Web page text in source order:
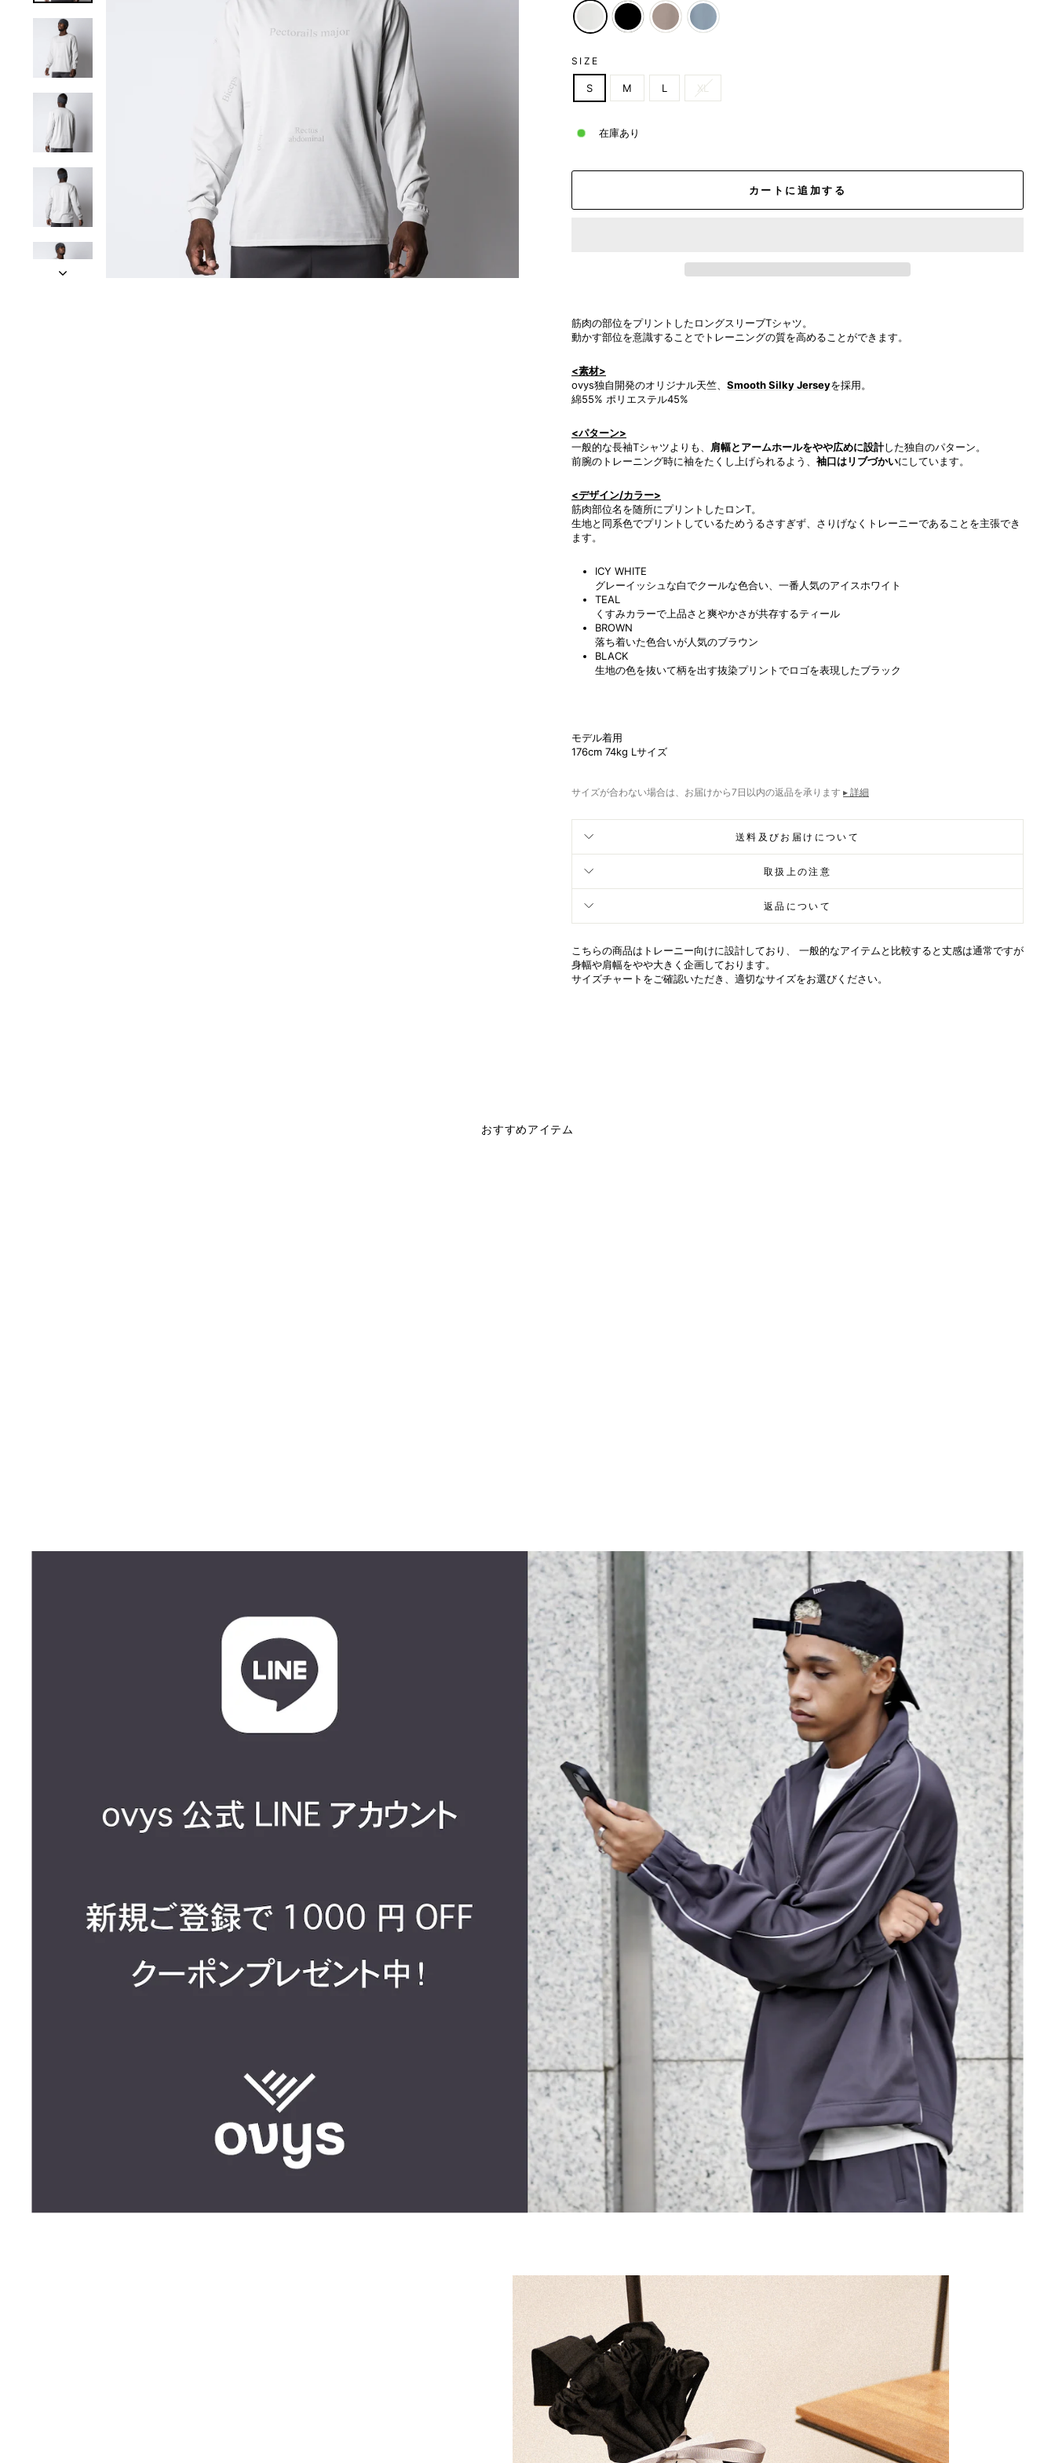
SIZE
S M L XL
在庫あり
カートに追加する
筋肉の部位をプリントしたロングスリーブTシャツ。
動かす部位を意識することでトレーニングの質を高めることができます。
<素材>
ovys独自開発のオリジナル天竺、 Smooth Silky Jerseyを採用。
綿55% ポリエステル45%
<パターン>
一般的な長袖Tシャツよりも、
肩幅とアームホールをやや広めに設計した独自のパターン。
前腕のトレーニング時に袖をたくし上げられるよう、 袖口はリブづかいにしています。
<デザイン/カラー>
筋肉部位名を随所にプリントしたロンT。
生地と同系色でプリントしているためうるさすぎず、さりげなくトレーニーであることを主張でき
ます。
ICY WHITE
グレーイッシュな白でクールな色合い、一番人気のアイスホワイト
TEAL
くすみカラーで上品さと爽やかさが共存するティール
BROWN
落ち着いた色合いが人気のブラウン
BLACK
生地の色を抜いて柄を出す抜染プリントでロゴを表現したブラック
モデル着用
176cm 74kg Lサイズ
サイズが合わない場合は、お届けから7日以内の返品を承ります ▸ 詳細
送料及びお届けについて
取扱上の注意
返品について
こちらの商品はトレーニー向けに設計しており、 一般的なアイテムと比較すると丈感は通常ですが
身幅や肩幅をやや大きく企画しております。
サイズチャートをご確認いただき、適切なサイズをお選びください。
おすすめアイテム